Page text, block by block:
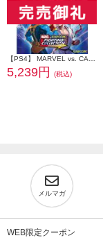
5,239円 (税込)
メルマガ
WEB限定クーポン